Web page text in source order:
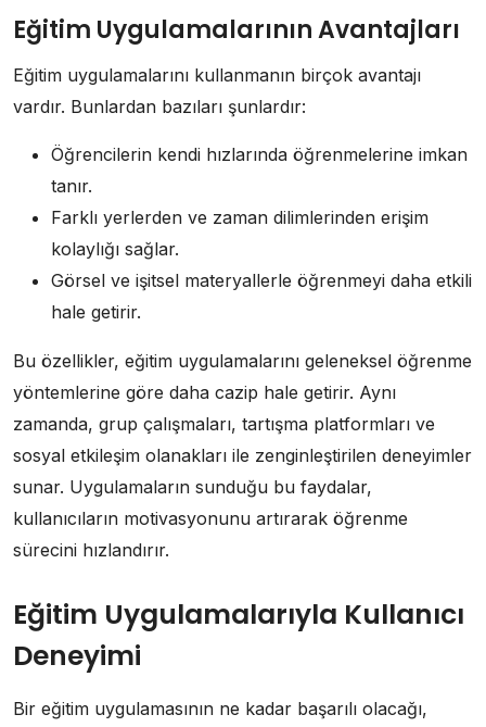
Eğitim Uygulamalarının Avantajları
Eğitim uygulamalarını kullanmanın birçok avantajı
vardır. Bunlardan bazıları şunlardır:
Öğrencilerin kendi hızlarında öğrenmelerine imkan
tanır.
Farklı yerlerden ve zaman dilimlerinden erişim
kolaylığı sağlar.
Görsel ve işitsel materyallerle öğrenmeyi daha etkili
hale getirir.
Bu özellikler, eğitim uygulamalarını geleneksel öğrenme
yöntemlerine göre daha cazip hale getirir. Aynı
zamanda, grup çalışmaları, tartışma platformları ve
sosyal etkileşim olanakları ile zenginleştirilen deneyimler
sunar. Uygulamaların sunduğu bu faydalar,
kullanıcıların motivasyonunu artırarak öğrenme
sürecini hızlandırır.
Eğitim Uygulamalarıyla Kullanıcı
Deneyimi
Bir eğitim uygulamasının ne kadar başarılı olacağı,